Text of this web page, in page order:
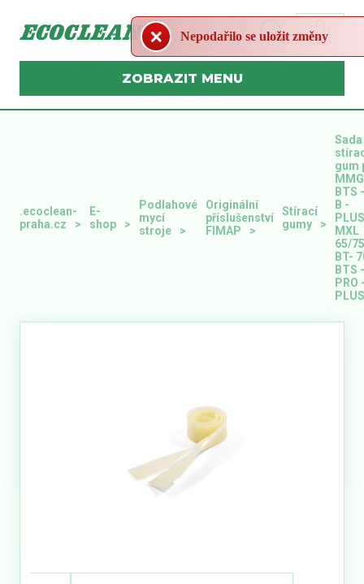
MENU
.ecoclean-
praha.cz
E-
shop
Podlahové
mycí
stroje
Originální
příslušenství
FIMAP
Stírací
gumy
Sada
gum
BTS
B -
MXL
65/75
BT-
BTS -
PRO
PLUS
Nepodařilo se uložit změny